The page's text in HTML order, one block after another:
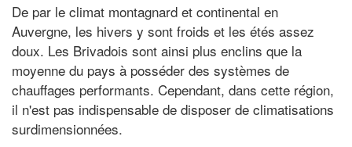
De par le climat montagnard et continental en
Auvergne, les hivers y sont froids et les étés assez
doux. Les Brivadois sont ainsi plus enclins que la
moyenne du pays à posséder des systèmes de
chauffages performants. Cependant, dans cette région,
il n'est pas indispensable de disposer de climatisations
surdimensionnées.